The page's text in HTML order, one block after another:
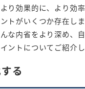
り効果的に、より効
トがいくつか存在しま
な内省をより深め、
ントについてご紹介し
る